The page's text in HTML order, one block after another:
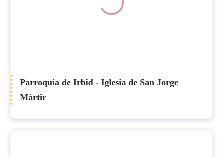
Parroquia de Irbid - Iglesia de San Jorge
Mártir